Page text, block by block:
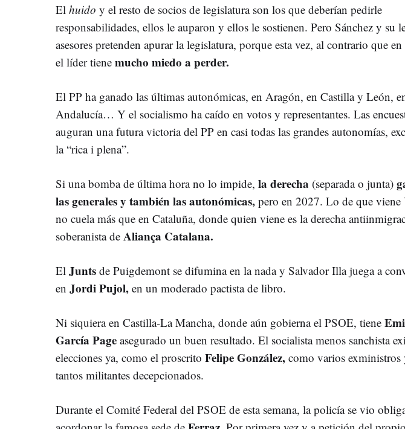
El huido y el resto de socios de legislatura son los que deberían pedirle
responsabilidades, ellos le auparon y ellos le sostienen. Pero Sánchez y su
asesores pretenden apurar la legislatura, porque esta vez, al contrario que
el líder tiene mucho miedo a perder.
El PP ha ganado las últimas autonómicas, en Aragón, en Castilla y León,
Andalucía… Y el socialismo ha caído en votos y representantes. Las
auguran una futura victoria del PP en casi todas las grandes autonomías,
la “rica i plena”.
Si una bomba de última hora no lo impide, la derecha (separada o junta)
las generales y también las autonómicas, pero en 2027. Lo de que viene
no cuela más que en Cataluña, donde quien viene es la derecha
soberanista de Aliança Catalana.
El Junts de Puigdemont se difumina en la nada y Salvador Illa juega a
en Jordi Pujol, en un moderado pactista de libro.
Ni siquiera en Castilla-La Mancha, donde aún gobierna el PSOE, tiene
García Page asegurado un buen resultado. El socialista menos sanchista
elecciones ya, como el proscrito Felipe González, como varios exministros
tantos militantes decepcionados.
Durante el Comité Federal del PSOE de esta semana, la policía se vio